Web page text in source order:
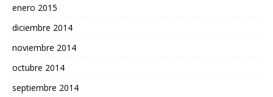
enero 2015
diciembre 2014
noviembre 2014
octubre 2014
septiembre 2014